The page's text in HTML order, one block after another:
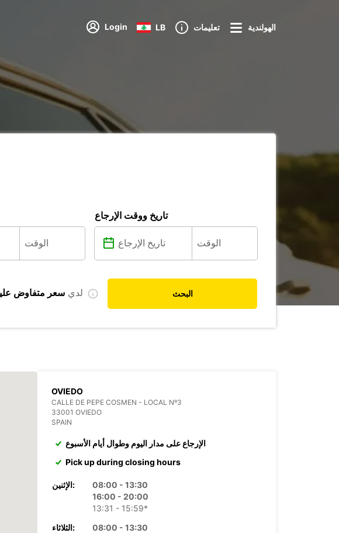
Login LB تعليمات الهولندية
تاريخ ووقت الإرجاع
لدي سعر متفاوض البحث
OVIEDO
CALLE DE PEPE COSMEN - LOCAL Nº3
33001 OVIEDO
SPAIN
الإرجاع على مدار اليوم وطوال أيام الأسبوع
Pick up during closing hours
الإثنين:
08:00 - 13:30
16:00 - 20:00
13:31 - 15:59*
الثلاثاء:
08:00 - 13:30